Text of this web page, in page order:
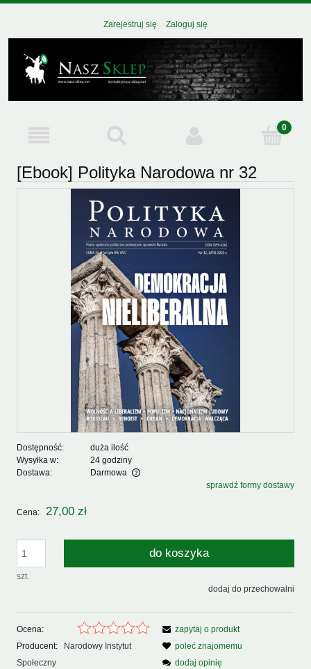
Zarejestruj się Zaloguj się
[Ebook] Polityka Narodowa nr 32
Dostępność:
duża ilość
Wysyłka w:
24 godziny
Dostawa:
Darmowa
Cena nie zawiera ewentualnych kosztów płatnościsprawdź formy dostawy
Cena: 27,00 zł
szt.
do koszyka
dodaj do przechowalni
Ocena:
Producent:
Narodowy Instytut
Społeczny
zapytaj o produkt
poleć znajomemu
dodaj opinię